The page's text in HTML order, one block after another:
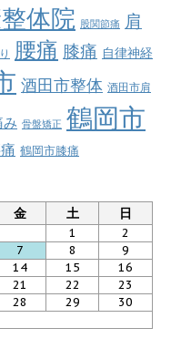
体院 股関節痛 肩
腰痛 膝痛 自律神経
酒田市整体 酒田市肩
骨盤矯正 鶴岡市
鶴岡市膝痛
金 土 日
1
2
7 8
9
14 15
16
21 22
23
28 29
30